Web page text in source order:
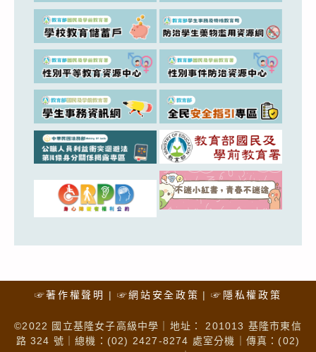
☞著作權聲明 ☞網站安全政策 ☞隱私權政策
©2022 國立基隆女子高級中學｜地址： 201013 基隆市東信
路 324 號｜總機：(02) 2427-8274 處室分機｜傳真：(02)